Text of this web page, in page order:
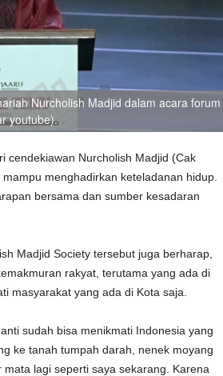
Nurcholish Madjid dalam acara forum
youtube).
cendekiawan Nurcholish Madjid (Cak
menghadirkan keteladanan hidup.
bersama dan sumber kesadaran
Madjid Society tersebut juga berharap,
rakyat, terutama yang ada di
masyarakat yang ada di Kota saja.
sudah bisa menikmati Indonesia yang
ke tanah tumpah darah, nenek moyang
lagi seperti saya sekarang. Karena